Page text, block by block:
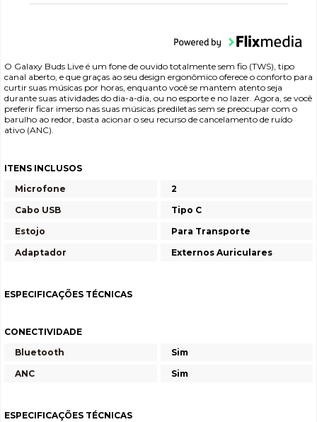
O Galaxy Buds Live é um fone de ouvido totalmente sem fio (TWS), tipo
canal aberto, e que graças ao seu design ergonômico oferece o conforto para
curtir suas músicas por horas, enquanto você se mantem atento seja
durante suas atividades do dia-a-dia, ou no esporte e no lazer. Agora, se você
preferir ficar imerso nas suas músicas prediletas sem se preocupar com o
barulho ao redor, basta acionar o seu recurso de cancelamento de ruído
ativo (ANC).
ITENS INCLUSOS
Microfone
2
Cabo USB
Tipo C
Estojo
Para Transporte
Adaptador
Externos Auriculares
ESPECIFICAÇÕES TÉCNICAS
CONECTIVIDADE
Bluetooth
Sim
ANC
Sim
ESPECIFICAÇÕES TÉCNICAS